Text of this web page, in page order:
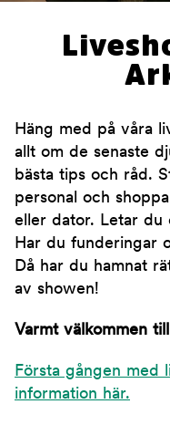
Häng med på våra
allt om de senaste
bästa tips och råd.
personal och
eller dator. Letar du
Har du funderingar
Då har du hamnat
av showen!
Varmt välkommen
Första gången med
information här.